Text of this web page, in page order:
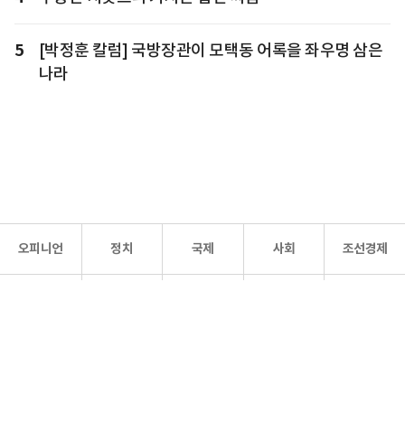
5
[박정훈 칼럼] 국방장관이 모택동 어록을 좌우명 삼은
나라
오피니언 정치 국제 사회 조선경제